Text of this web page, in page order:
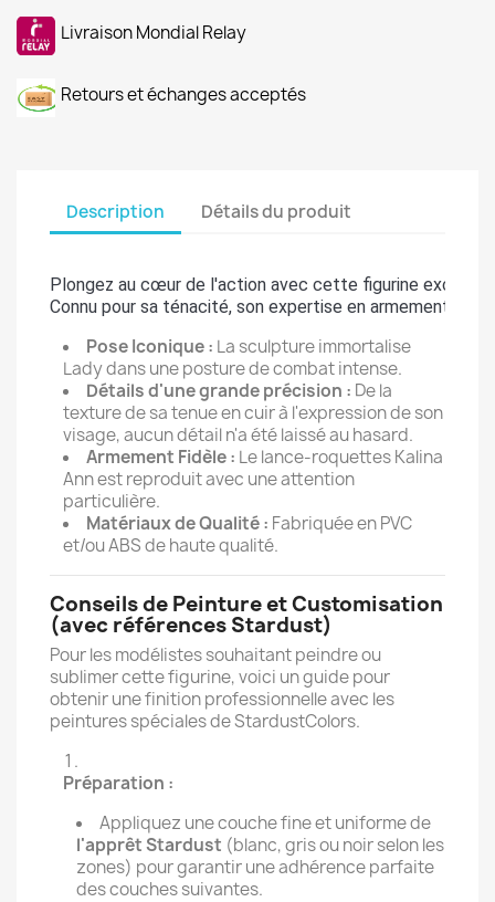
Livraison Mondial Relay
Retours et échanges acceptés
Description Détails du produit
Plongez au cœur de l'action avec cette figurine
Connu pour sa ténacité, son expertise en armement
Pose Iconique : La sculpture immortalise
Lady dans une posture de combat intense.
Détails d'une grande précision : De la
texture de sa tenue en cuir à l'expression de son
visage, aucun détail n'a été laissé au hasard.
Armement Fidèle : Le lance-roquettes Kalina
Ann est reproduit avec une attention
particulière.
Matériaux de Qualité : Fabriquée en PVC
et/ou ABS de haute qualité.
Conseils de Peinture et Customisation
(avec références Stardust)
Pour les modélistes souhaitant peindre ou
sublimer cette figurine, voici un guide pour
obtenir une finition professionnelle avec les
peintures spéciales de StardustColors.
Préparation :
Appliquez une couche fine et uniforme de
l'apprêt Stardust (blanc, gris ou noir selon les
zones) pour garantir une adhérence parfaite
des couches suivantes.